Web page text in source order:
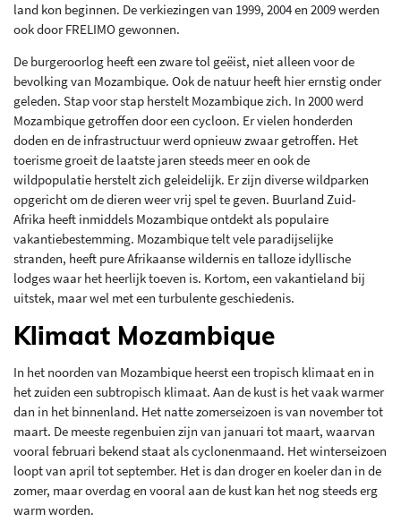
land kon beginnen. De verkiezingen van 1999, 2004 en 2009 werden
ook door FRELIMO gewonnen.
De burgeroorlog heeft een zware tol geëist, niet alleen voor de
bevolking van Mozambique. Ook de natuur heeft hier ernstig onder
geleden. Stap voor stap herstelt Mozambique zich. In 2000 werd
Mozambique getroffen door een cycloon. Er vielen honderden
doden en de infrastructuur werd opnieuw zwaar getroffen. Het
toerisme groeit de laatste jaren steeds meer en ook de
wildpopulatie herstelt zich geleidelijk. Er zijn diverse wildparken
opgericht om de dieren weer vrij spel te geven. Buurland Zuid-
Afrika heeft inmiddels Mozambique ontdekt als populaire
vakantiebestemming. Mozambique telt vele paradijselijke
stranden, heeft pure Afrikaanse wildernis en talloze idyllische
lodges waar het heerlijk toeven is. Kortom, een vakantieland bij
uitstek, maar wel met een turbulente geschiedenis.
Klimaat Mozambique
In het noorden van Mozambique heerst een tropisch klimaat en in
het zuiden een subtropisch klimaat. Aan de kust is het vaak warmer
dan in het binnenland. Het natte zomerseizoen is van november tot
maart. De meeste regenbuien zijn van januari tot maart, waarvan
vooral februari bekend staat als cyclonenmaand. Het winterseizoen
loopt van april tot september. Het is dan droger en koeler dan in de
zomer, maar overdag en vooral aan de kust kan het nog steeds erg
warm worden.